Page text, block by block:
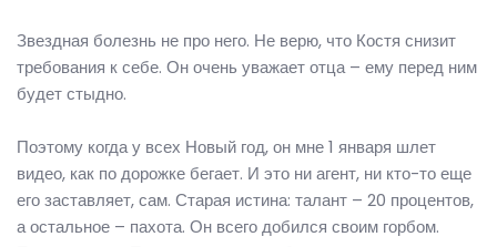
Звездная болезнь не про него. Не верю, что Костя снизит
требования к себе. Он очень уважает отца – ему перед ним
будет стыдно.
Поэтому когда у всех Новый год, он мне 1 января шлет
видео, как по дорожке бегает. И это ни агент, ни кто-то еще
его заставляет, сам. Старая истина: талант – 20 процентов,
а остальное – пахота. Он всего добился своим горбом.